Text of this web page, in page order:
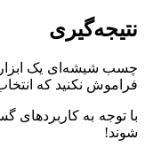
نتیجه‌گیری
چسب شیشه‌ای یک ابزار
فراموش نکنید که
با توجه به کاربردهای
شوند!